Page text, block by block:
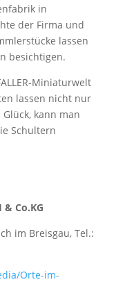
in
der Firma und
lassen
besichtigen.
Miniaturwelt
lassen nicht nur
kann man
Schultern
Co.KG
im Breisgau, Tel.:
Orte-im-